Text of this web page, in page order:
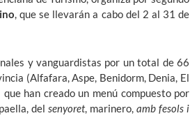
, que se llevarán a cabo del 2 al 31 de
y vanguardistas por un total de 66
(Alfafara, Aspe, Benidorm, Denia, El
han creado un menú compuesto por
del senyoret, marinero, amb fesols i